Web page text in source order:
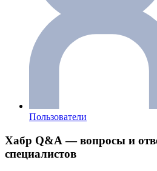
Пользователи
Хабр Q&A — вопросы и
специалистов